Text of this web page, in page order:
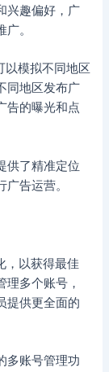
兴趣偏好，广
。
以模拟不同地区
同地区发布广
告的曝光和点
供了精准定位
告运营。
，以获得最佳
多个账号，
提供更全面的
多账号管理功